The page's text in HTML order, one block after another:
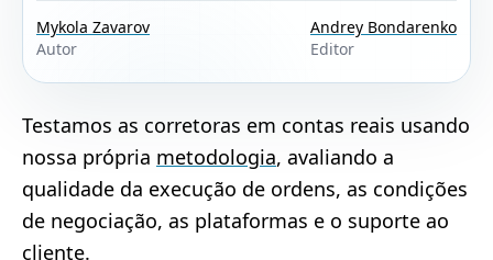
Mykola Zavarov
Autor
Andrey Bondarenko
Editor
Testamos as corretoras em contas reais usando
nossa própria metodologia, avaliando a
qualidade da execução de ordens, as condições
de negociação, as plataformas e o suporte ao
cliente.